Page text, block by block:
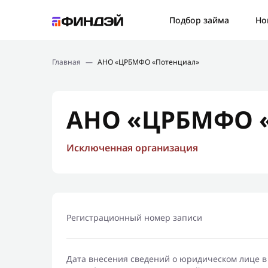
Подбор займа
Новости
Главная — АНО «ЦРБМФО «Потенциал»
АНО «ЦРБМФО
Исключенная организация
Регистрационный номер записи
Дата внесения сведений о юридическом лице